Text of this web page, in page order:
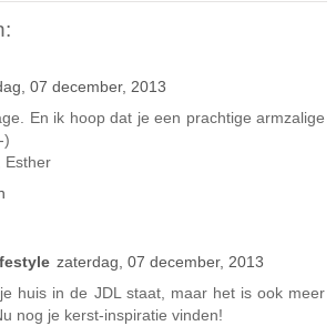
07 december, 2013
En ik hoop dat je een prachtige armzalige
)
Esther
zaterdag, 07 december, 2013
huis in de JDL staat, maar het is ook meer
nog je kerst-inspiratie vinden!